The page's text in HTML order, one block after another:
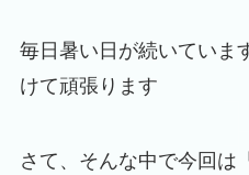
毎日暑い日が続いていま
けて頑張ります
さて、そんな中で今回は「